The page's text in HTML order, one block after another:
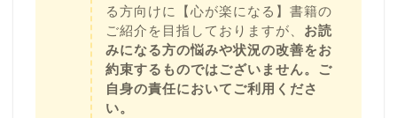
る方向けに【心が楽になる】書籍の
ご紹介を目指しておりますが、 お読
みになる方の悩みや状況の改善をお
約束するものではございません。ご
自身の責任においてご利用くださ
い。